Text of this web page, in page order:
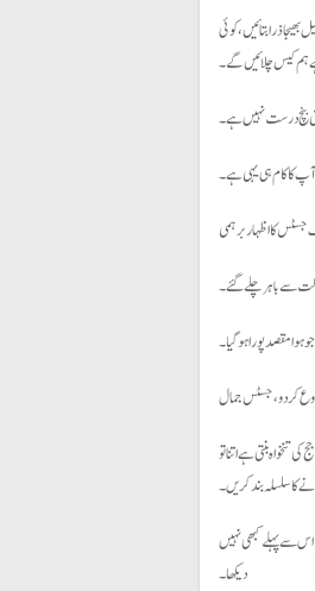
ذرا بتائیں، کوئی
ہم کیس چلائیں گے۔
بنچ درست نہیں ہے۔
آپ کا کام ہی یہی ہے۔
کا اظہار برہمی
سے باہر چلے گئے۔
مقصد پورا ہوگیا۔
شروع کر دو، جسٹس جمال
بنتی ہے اتنا تو
کا سلسلہ بند کریں۔
سے پہلے کبھی نہیں
دیکھا۔